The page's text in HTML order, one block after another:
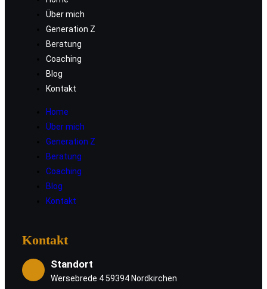
Über mich
Generation Z
Beratung
Coaching
Blog
Kontakt
Home
Über mich
Generation Z
Beratung
Coaching
Blog
Kontakt
Kontakt
Standort
Wersebrede 4 59394 Nordkirchen